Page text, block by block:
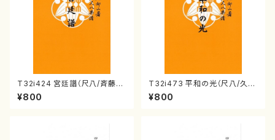
T32i424 宮廷譜（尺八/斉藤松
声/楽譜）都山流公刊楽譜曲番:2
129
¥800
T32i473 平和の光（尺八/久本
玄智/楽譜）都山流公刊楽譜曲
番:2181
¥800